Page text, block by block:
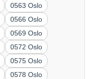
0563 Oslo
0566 Oslo
0569 Oslo
0572 Oslo
0575 Oslo
0578 Oslo